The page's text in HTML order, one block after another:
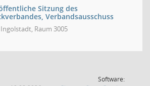
Sitzung des
Verbandsausschuss
Raum 3005
Software: